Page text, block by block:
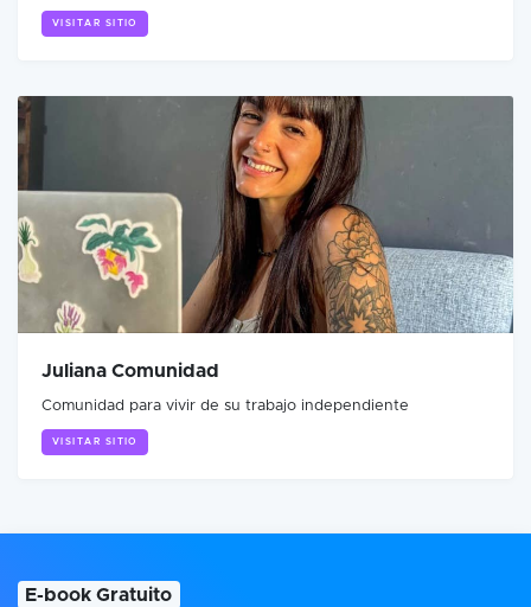
VISITAR SITIO
Juliana Comunidad
Comunidad para vivir de su trabajo independiente
VISITAR SITIO
E-book Gratuito